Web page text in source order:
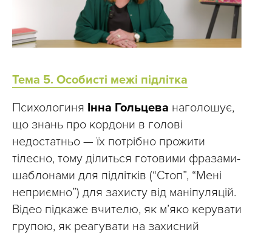
Тема 5. Особисті межі підлітка
Психологиня Інна Гольцева наголошує,
що знань про кордони в голові
недостатньо — їх потрібно прожити
тілесно, тому ділиться готовими фразами-
шаблонами для підлітків (“Стоп”, “Мені
неприємно”) для захисту від маніпуляцій.
Відео підкаже вчителю, як м’яко керувати
групою, як реагувати на захисний